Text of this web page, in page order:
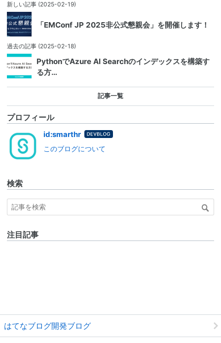
新しい記事 (2025-02-19)
「EMConf JP 2025非公式懇親会」を開催します！
過去の記事 (2025-02-18)
PythonでAzure AI Searchのインデックスを構築す
る方…
記事一覧
プロフィール
id:smarthr はてな
for
このブログについて
検索
注目記事
はてなブログ開発ブログ